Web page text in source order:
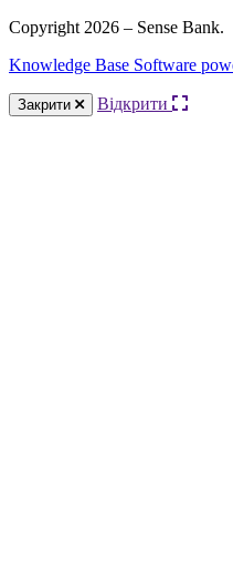
Copyright 2026 – Sense Bank.
Knowledge Base Software
Закрити Відкрити